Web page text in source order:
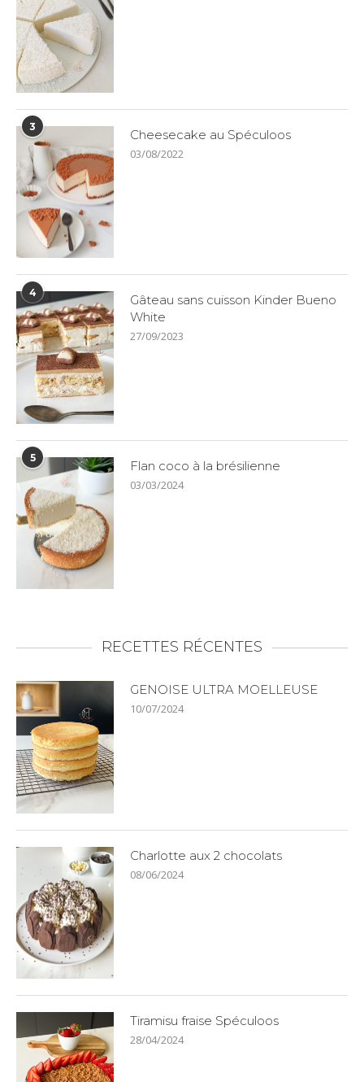
3
Cheesecake au Spéculoos
03/08/2022
4
Gâteau sans cuisson Kinder Bueno
White
27/09/2023
5
Flan coco à la brésilienne
03/03/2024
RECETTES RÉCENTES
GENOISE ULTRA MOELLEUSE
10/07/2024
Charlotte aux 2 chocolats
08/06/2024
Tiramisu fraise Spéculoos
28/04/2024